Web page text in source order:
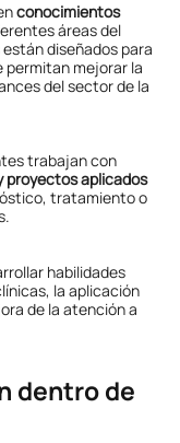
conocimientos
áreas del
diseñados para
permitan mejorar la
del sector de la
trabajan con
proyectos aplicados
tratamiento o
habilidades
la aplicación
de la atención a
dentro de